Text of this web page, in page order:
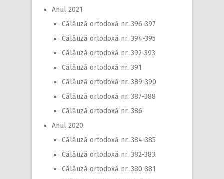
Anul 2021
Călăuză ortodoxă nr. 396-397
Călăuză ortodoxă nr. 394-395
Călăuză ortodoxă nr. 392-393
Călăuză ortodoxă nr. 391
Călăuză ortodoxă nr. 389-390
Călăuză ortodoxă nr. 387-388
Călăuză ortodoxă nr. 386
Anul 2020
Călăuză ortodoxă nr. 384-385
Călăuză ortodoxă nr. 382-383
Călăuză ortodoxă nr. 380-381